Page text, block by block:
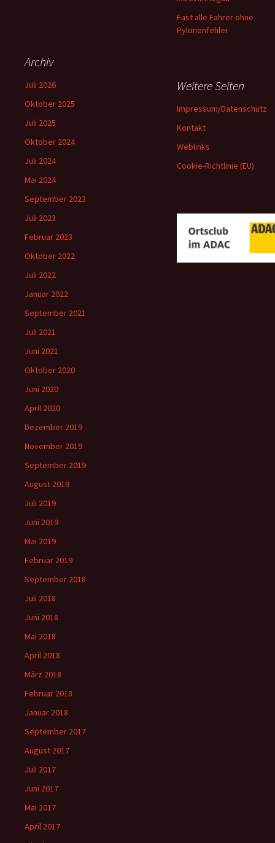
Fast alle Fahrer ohne
Pylonenfehler
Archiv
Juli 2026
Oktober 2025
Juli 2025
Oktober 2024
Juli 2024
Mai 2024
September 2023
Juli 2023
Februar 2023
Oktober 2022
Juli 2022
Januar 2022
September 2021
Juli 2021
Juni 2021
Oktober 2020
Juni 2020
April 2020
Dezember 2019
November 2019
September 2019
August 2019
Juli 2019
Juni 2019
Mai 2019
Februar 2019
September 2018
Juli 2018
Juni 2018
Mai 2018
April 2018
März 2018
Februar 2018
Januar 2018
September 2017
August 2017
Juli 2017
Juni 2017
Mai 2017
April 2017
Weitere Seiten
Impressum/Datenschutz
Kontakt
Weblinks
Cookie-Richtlinie (EU)